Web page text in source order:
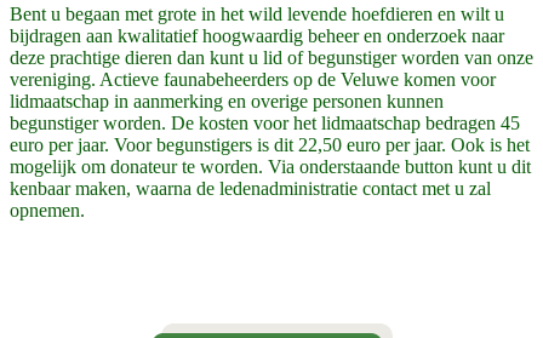
Bent u begaan met grote in het wild levende hoefdieren en wilt u
bijdragen aan kwalitatief hoogwaardig beheer en onderzoek naar
deze prachtige dieren dan kunt u lid of begunstiger worden van onze
vereniging. Actieve faunabeheerders op de Veluwe komen voor
lidmaatschap in aanmerking en overige personen kunnen
begunstiger worden. De kosten voor het lidmaatschap bedragen 45
euro per jaar. Voor begunstigers is dit 22,50 euro per jaar. Ook is het
mogelijk om donateur te worden. Via onderstaande button kunt u dit
kenbaar maken, waarna de ledenadministratie contact met u zal
opnemen.